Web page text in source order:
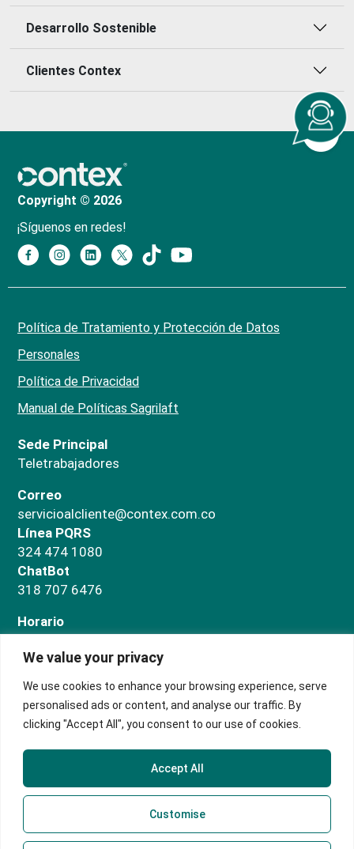
We value your privacy
We use cookies to enhance your browsing experience, serve
personalised ads or content, and analyse our traffic. By
clicking "Accept All", you consent to our use of cookies.
Customise
Accept All
Desarrollo Sostenible
Clientes Contex
Copyright © 2026
¡Síguenos en redes!
Política de Tratamiento y Protección de Datos
Personales
Política de Privacidad
Manual de Políticas Sagrilaft
Sede Principal
Teletrabajadores
Correo
servicioalcliente@contex.com.co
Línea PQRS
324 474 1080
ChatBot
318 707 6476
Horario
Lunes a jueves de 7:00 a.m a 5:00 p.m. Viernes de
7:00 a.m a 3:00 p.m
Salas de negocios
Lunes a domingo de 9:00 a.m. a 5:00 p.m.